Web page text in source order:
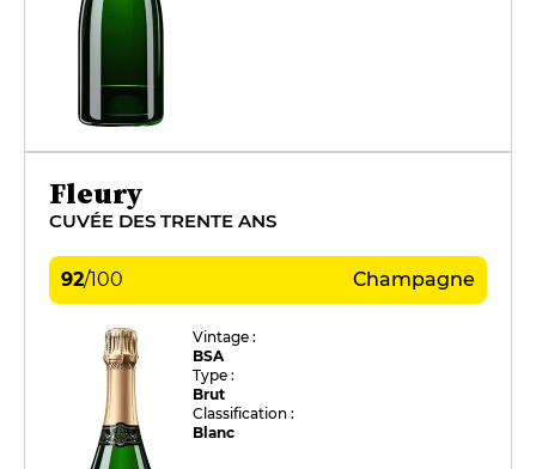
Fleury
CUVÉE DES TRENTE ANS
92/100 Champagne
Vintage :
BSA
Type :
Brut
Classification :
Blanc